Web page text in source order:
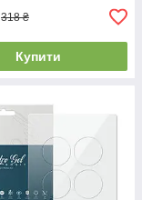
318 ₴
Купити